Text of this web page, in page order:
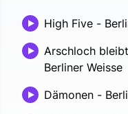
High Five -
Arschloch
Berliner Weisse
Dämonen -